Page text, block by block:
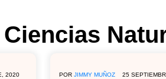
Ciencias
2020 POR JIMMY MUÑOZ 25